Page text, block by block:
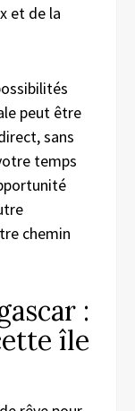
et de la
peut être
sans
temps
chemin
:
île